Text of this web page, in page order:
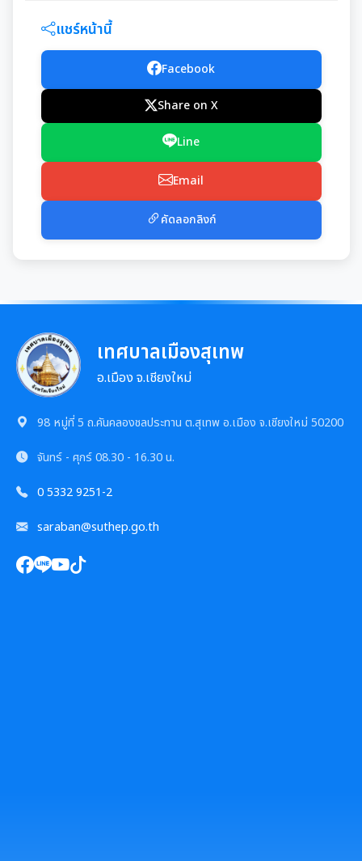
เอกสารดาวน์โหลด: กองยุทธศาสตร์และงบประมาณ
ประกาศอื่น ๆ
งานป้องกันและบรรเทาสาธารณภัย
แชร์หน้านี้
Facebook
Share on X
Line
Email
คัดลอกลิงก์
เทศบาลเมืองสุเทพ
อ.เมือง จ.เชียงใหม่
98 หมู่ที่ 5 ถ.คันคลองชลประทาน ต.สุเทพ อ.เมือง จ.เชียงใหม่ 50200
จันทร์ - ศุกร์08.30 - 16.30 น.
0 5332 9251-2
saraban@suthep.go.th